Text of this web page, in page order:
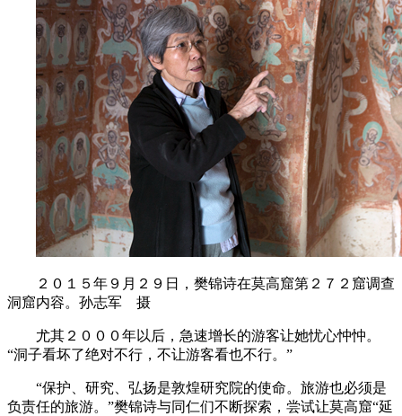
２０１５年９月２９日，樊锦诗在莫高窟第２７２窟调查
洞窟内容。孙志军 摄
尤其２０００年以后，急速增长的游客让她忧心忡忡。
“洞子看坏了绝对不行，不让游客看也不行。”
“保护、研究、弘扬是敦煌研究院的使命。旅游也必须是
负责任的旅游。”樊锦诗与同仁们不断探索，尝试让莫高窟“延